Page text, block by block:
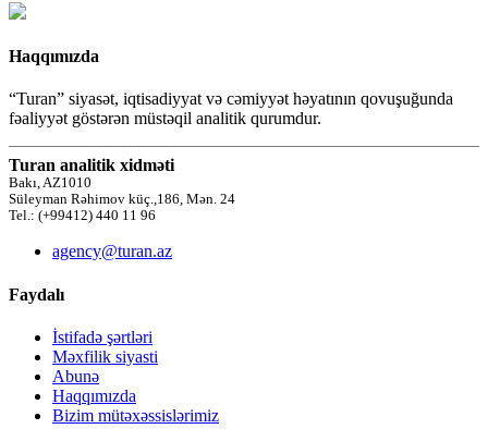
Haqqımızda
“Turan” siyasət, iqtisadiyyat və cəmiyyət həyatının qovuşuğunda
fəaliyyət göstərən müstəqil analitik qurumdur.
Turan analitik xidməti
Bakı, AZ1010
Süleyman Rəhimov küç.,186, Mən. 24
Tel.: (+99412) 440 11 96
agency@turan.az
Faydalı
İstifadə şərtləri
Məxfilik siyasti
Abunə
Haqqımızda
Bizim mütəxəssislərimiz